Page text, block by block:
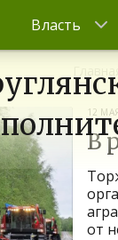
Власть
12
В
от